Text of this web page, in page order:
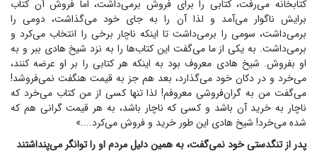
کتابخانه می‌رفت، کتابی را برای فروش برمی‌داشت، اما فروش آن کتاب
برایش ناگوار می‌آمد و لذا آن را به جای خود می‌گذاشت، دومی را
برمی‌داشت، سومی را برمی‌داشت تا اینکه ناچار برخی را انتخاب می‌کرد و
برمی‌داشت. به یکی از ما می‌گفت این کتاب‌ها را به نزد شیخ هادی ببر و به
او بفروش. شیخ هادی معروف بود به اینکه هر کتابی را بر او عرضه کنند،
می‌خرد و در دکان خود می‌گذارد، بعد هم جز به قیمت هنگفت نمی‌فروشد!
می‌گفت من به گران‌فروشی معروفم! لذا تنها کسی از من کتاب می‌خرد که
ناچار به خرید آن باشد و کسی که ناچار باشد، به هر قیمت گرانی هم که
شده می‌خرد! شیخ هادی این طور خرید و فروش می‌کرد....»
پدر از تنگدستی خود نمی‌گفت، به همین دلیل مردم او را توانگر می‌پنداشتند